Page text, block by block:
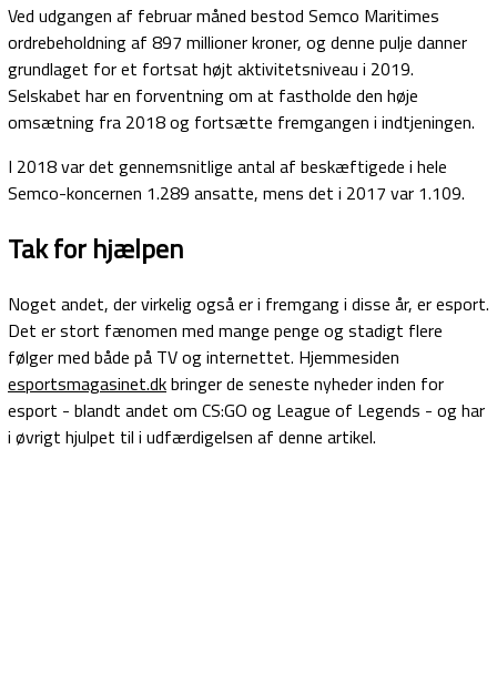
Ved udgangen af februar måned bestod Semco Maritimes
ordrebeholdning af 897 millioner kroner, og denne pulje danner
grundlaget for et fortsat højt aktivitetsniveau i 2019.
Selskabet har en forventning om at fastholde den høje
omsætning fra 2018 og fortsætte fremgangen i indtjeningen.
I 2018 var det gennemsnitlige antal af beskæftigede i hele
Semco-koncernen 1.289 ansatte, mens det i 2017 var 1.109.
Tak for hjælpen
Noget andet, der virkelig også er i fremgang i disse år, er esport.
Det er stort fænomen med mange penge og stadigt flere
følger med både på TV og internettet. Hjemmesiden
esportsmagasinet.dkbringer de seneste nyheder inden for
esport - blandt andet om CS:GO og League of Legends - og har
i øvrigt hjulpet til i udfærdigelsen af denne artikel.